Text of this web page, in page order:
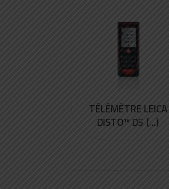
TÉLÉMÈTRE LEICA
DISTO™ D5 (...)